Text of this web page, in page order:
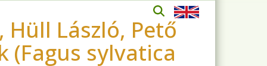
Hüll László, Pető
(Fagus sylvatica